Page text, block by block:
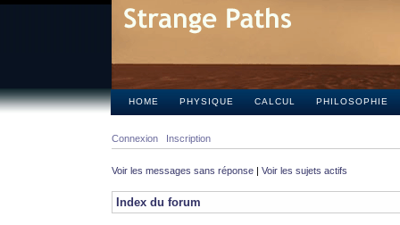
HOME PHYSIQUE CALCUL PHILOSOPHIE
Connexion Inscription
Voir les messages sans réponse | Voir les sujets actifs
Index du forum